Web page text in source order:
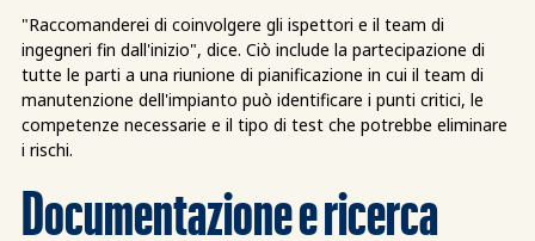
"Raccomanderei di coinvolgere gli ispettori e il team di
ingegneri fin dall'inizio", dice. Ciò include la partecipazione di
tutte le parti a una riunione di pianificazione in cui il team di
manutenzione dell'impianto può identificare i punti critici, le
competenze necessarie e il tipo di test che potrebbe eliminare
i rischi.
Documentazione e ricerca